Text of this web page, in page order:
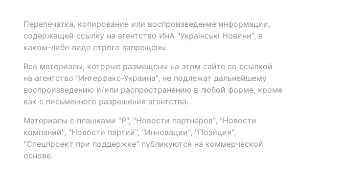
Перепечатка, копирование или воспроизведение информации,
содержащей ссылку на агентство ИнА "Українські Новини", в
каком-либо виде строго запрещены.
Все материалы, которые размещены на этом сайте со ссылкой
на агентство "Интерфакс-Украина", не подлежат дальнейшему
воспроизведению и/или распространению в любой форме, кроме
как с письменного разрешения агентства.
Материалы с плашками "Р", "Новости партнеров", "Новости
компаний", "Новости партий", "Инновации", "Позиция",
"Спецпроект при поддержке" публикуются на коммерческой
основе.